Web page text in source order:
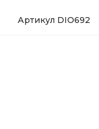
Артикул DIO692